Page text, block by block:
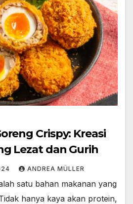
Crispy: Kreasi
Lezat dan Gurih
ANDREA MÜLLER
satu bahan makanan yang
hanya kaya akan protein,